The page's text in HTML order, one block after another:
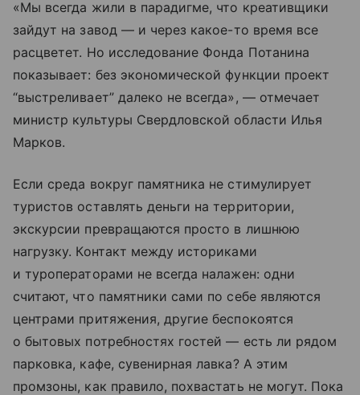
«Мы всегда жили в парадигме, что креативщики
зайдут на завод — и через какое-то время все
расцветет. Но исследование Фонда Потанина
показывает: без экономической функции проект
“выстреливает” далеко не всегда», — отмечает
министр культуры Свердловской области Илья
Марков.
Если среда вокруг памятника не стимулирует
туристов оставлять деньги на территории,
экскурсии превращаются просто в лишнюю
нагрузку. Контакт между историками
и туроператорами не всегда налажен: одни
считают, что памятники сами по себе являются
центрами притяжения, другие беспокоятся
о бытовых потребностях гостей — есть ли рядом
парковка, кафе, сувенирная лавка? А этим
промзоны, как правило, похвастать не могут. Пока